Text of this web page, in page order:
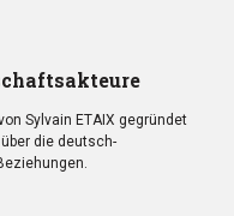
Sylvain ETAIX gegründet
die deutsch-